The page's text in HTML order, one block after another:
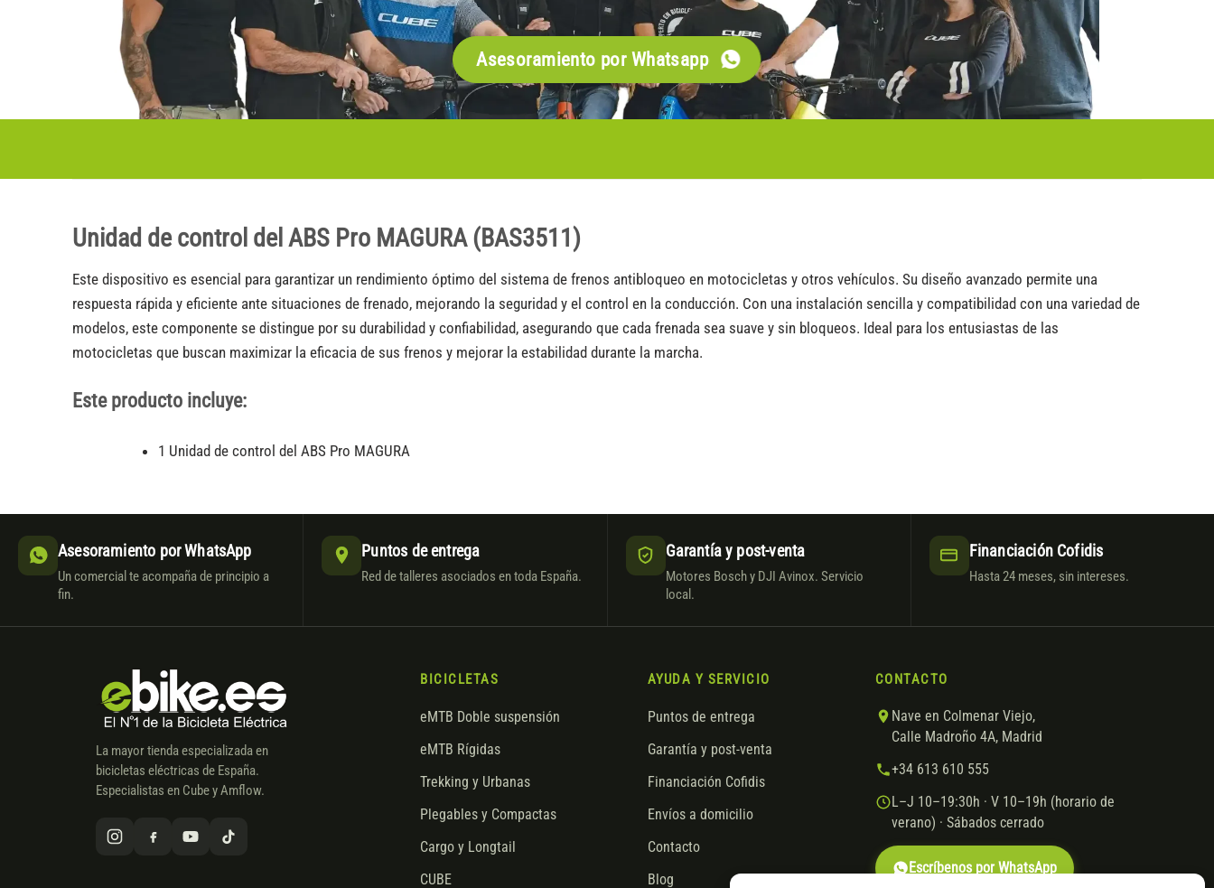
Asesoramiento por Whatsapp
Unidad de control del ABS Pro MAGURA (BAS3511)
Este dispositivo es esencial para garantizar un rendimiento óptimo del sistema de frenos antibloqueo en motocicletas y otros vehículos. Su diseño avanzado permite una
respuesta rápida y eficiente ante situaciones de frenado, mejorando la seguridad y el control en la conducción. Con una instalación sencilla y compatibilidad con una variedad de
modelos, este componente se distingue por su durabilidad y confiabilidad, asegurando que cada frenada sea suave y sin bloqueos. Ideal para los entusiastas de las
motocicletas que buscan maximizar la eficacia de sus frenos y mejorar la estabilidad durante la marcha.
Este producto incluye:
1 Unidad de control del ABS Pro MAGURA
Asesoramiento por WhatsApp
Un comercial te acompaña de principio a
fin.
Puntos de entrega
Red de talleres asociados en toda España.
Garantía y post-venta
Motores Bosch y DJI Avinox. Servicio
local.
Financiación Cofidis
Hasta 24 meses, sin intereses.
La mayor tienda especializada en
bicicletas eléctricas de España.
Especialistas en Cube y Amflow.
BICICLETAS
eMTB Doble suspensión
eMTB Rígidas
Trekking y Urbanas
Plegables y Compactas
Cargo y Longtail
CUBE
AYUDA Y SERVICIO
Puntos de entrega
Garantía y post-venta
Financiación Cofidis
Envíos a domicilio
Contacto
Blog
CONTACTO
Nave en Colmenar Viejo,
Calle Madroño 4A, Madrid
+34 613 610 555
L–J 10–19:30h · V 10–19h (horario de
verano) · Sábados cerrado
Escríbenos por WhatsApp